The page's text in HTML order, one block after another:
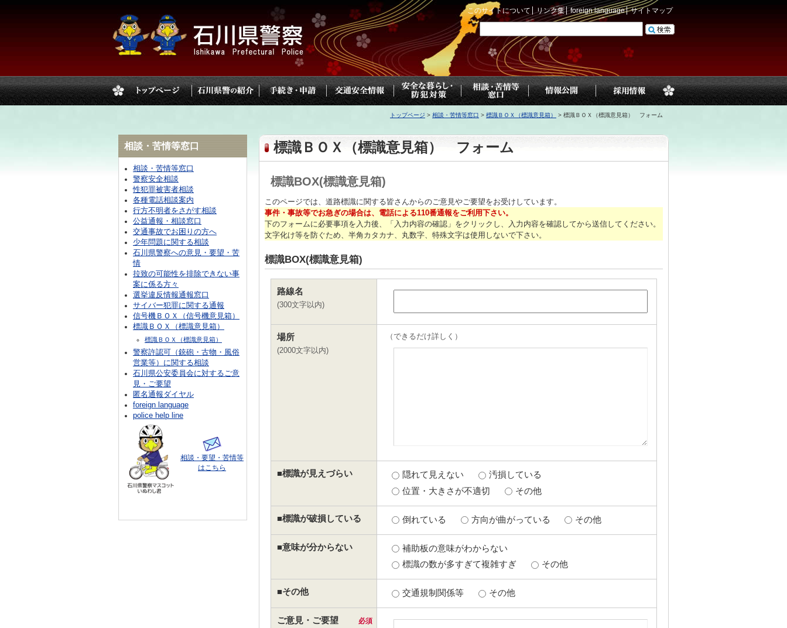
このサイトについて リンク集 foreign language サイトマップ
トップページ > 相談・苦情等窓口 > 標識ＢＯＸ（標識意見箱） > 標識ＢＯＸ（標識意見箱） フォーム
標識ＢＯＸ（標識意見箱） フォーム
標識BOX(標識意見箱)
このページでは、道路標識に関する皆さんからのご意見やご要望をお受けしています。
事件・事故等でお急ぎの場合は、電話による110番通報をご利用下さい。
下のフォームに必要事項を入力後、「入力内容の確認」をクリックし、入力内容を確認してから送信してください。
文字化け等を防ぐため、半角カタカナ、丸数字、特殊文字は使用しないで下さい。
標識BOX(標識意見箱)
路線名
(300文字以内)
場所
(2000文字以内)
（できるだけ詳しく）
■標識が見えづらい 隠れて見えない
汚損している
位置・大きさが不適切
その他
■標識が破損している 倒れている 方向が曲がっている その他
■意味が分からない
補助板の意味がわからない
標識の数が多すぎて複雑すぎ
その他
■その他 交通規制関係等 その他
ご意見・ご要望 必須
相談・苦情等窓口
相談・苦情等窓口
警察安全相談
性犯罪被害者相談
各種電話相談案内
行方不明者をさがす相談
公益通報・相談窓口
交通事故でお困りの方へ
少年問題に関する相談
石川県警察への意見・要望・苦
情
拉致の可能性を排除できない事
案に係る方々
選挙違反情報通報窓口
サイバー犯罪に関する通報
信号機ＢＯＸ（信号機意見箱）
標識ＢＯＸ（標識意見箱）
標識ＢＯＸ（標識意見箱）
警察許認可（銃砲・古物・風俗
営業等）に関する相談
石川県公安委員会に対するご意
見・ご要望
匿名通報ダイヤル
foreign language
police help line
相談・要望・苦情等
はこちら